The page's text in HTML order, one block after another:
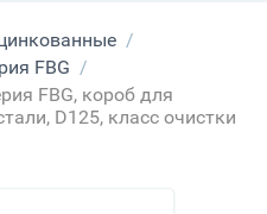
/
FBG /
FBG, короб для
D125, класс очистки